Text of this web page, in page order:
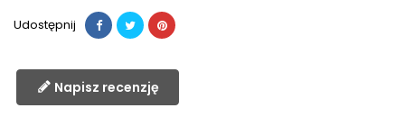
Udostępnij
Napisz recenzję